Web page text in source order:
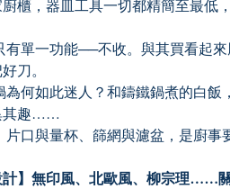
，器皿工具一切都精簡至最低
單一功能──不收。與其買看起來
好刀。
何如此迷人？和鑄鐵鍋煮的白飯
其趣……
口與量杯、篩網與濾盆，是廚事
無印風、北歐風、柳宗理……關